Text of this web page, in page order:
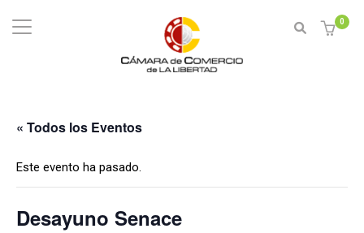
0
« Todos los Eventos
Este evento ha pasado.
Desayuno Senace